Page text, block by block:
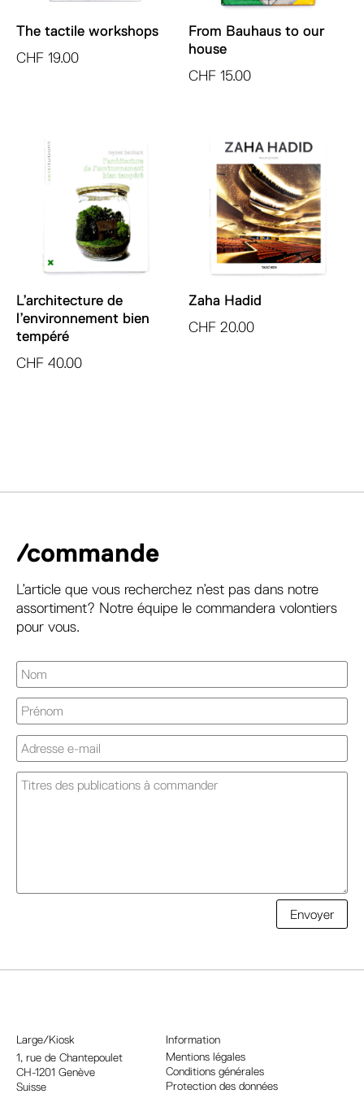
The tactile workshops
CHF 19.00
From Bauhaus to our
house
CHF 15.00
L’architecture de
l’environnement bien
tempéré
CHF 40.00
Zaha Hadid
CHF 20.00
/commande
L’article que vous recherchez n’est pas dans notre
assortiment? Notre équipe le commandera volontiers
pour vous.
Envoyer
e
Large/Kiosk
1, rue de Chantepoulet
CH-1201 Genève
Suisse
Information
Mentions légales
Conditions générales
Protection des données